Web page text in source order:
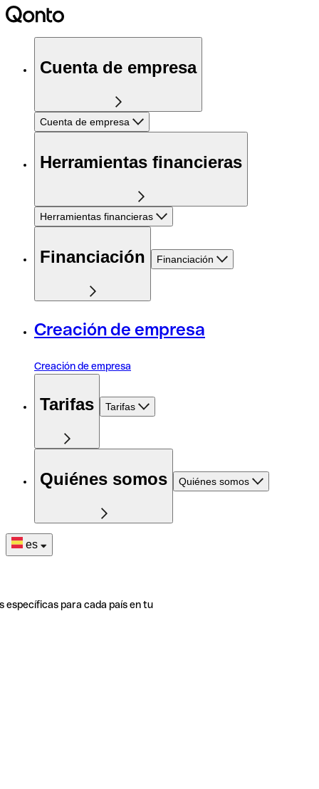
Cuenta de empresa
Cuenta de empresa
Herramientas financieras
Herramientas financieras
Financiación Financiación
Creación de empresa
Creación de empresa
Tarifas Tarifas
Quiénes somos Quiénes somos
es
específicas para cada país en tu